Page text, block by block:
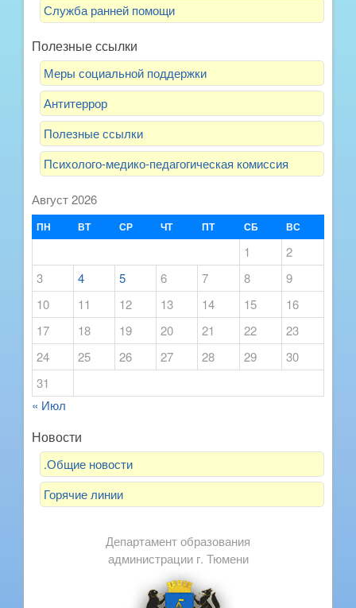
Служба ранней помощи
Полезные ссылки
Меры социальной поддержки
Антитеррор
Полезные ссылки
Психолого-медико-педагогическая комиссия
Август 2026
ПН ВТ СР ЧТ ПТ СБ ВС
1
2
3
4 5 6 7 8
9
10
11 12 13 14 15
16
17
18 19 20 21 22
23
24
25 26 27 28 29
30
31
« Июл
Новости
.Общие новости
Горячие линии
Департамент образования
администрации г. Тюмени